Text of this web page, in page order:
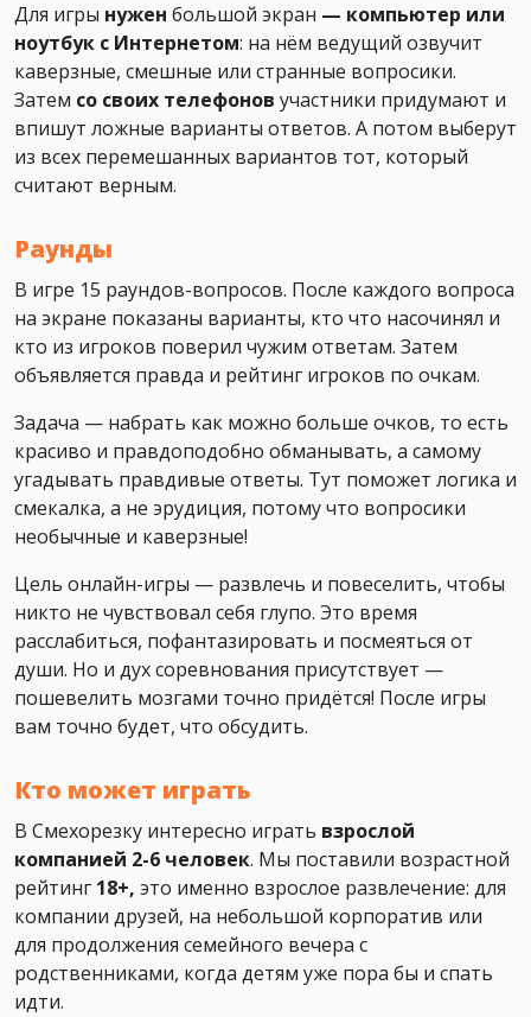
Для игры нужен большой экран — компьютер или
ноутбук с Интернетом: на нём ведущий озвучит
каверзные, смешные или странные вопросики.
Затем со своих телефонов участники придумают и
впишут ложные варианты ответов. А потом выберут
из всех перемешанных вариантов тот, который
считают верным.
Раунды
В игре 15 раундов-вопросов. После каждого вопроса
на экране показаны варианты, кто что насочинял и
кто из игроков поверил чужим ответам. Затем
объявляется правда и рейтинг игроков по очкам.
Задача — набрать как можно больше очков, то есть
красиво и правдоподобно обманывать, а самому
угадывать правдивые ответы. Тут поможет логика и
смекалка, а не эрудиция, потому что вопросики
необычные и каверзные!
Цель онлайн-игры — развлечь и повеселить, чтобы
никто не чувствовал себя глупо. Это время
расслабиться, пофантазировать и посмеяться от
души. Но и дух соревнования присутствует —
пошевелить мозгами точно придётся! После игры
вам точно будет, что обсудить.
Кто может играть
В Смехорезку интересно играть взрослой
компанией 2-6 человек. Мы поставили возрастной
рейтинг 18+, это именно взрослое развлечение: для
компании друзей, на небольшой корпоратив или
для продолжения семейного вечера с
родственниками, когда детям уже пора бы и спать
идти.